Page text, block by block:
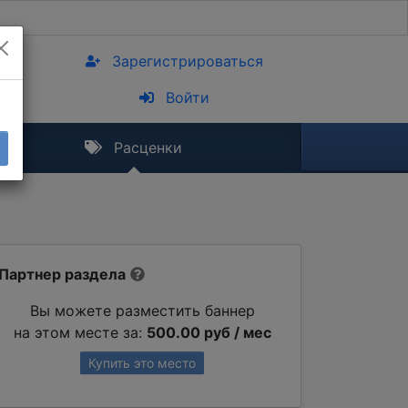
Зарегистрироваться
Войти
Расценки
Партнер раздела
Вы можете разместить баннер
на этом месте за: 500.00 руб / мес
Купить это место